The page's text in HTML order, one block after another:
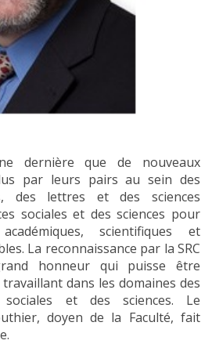
dernière que de nouveaux
par leurs pairs au sein des
des lettres et des sciences
sociales et des sciences pour
scientifiques et
La reconnaissance par la SRC
honneur qui puisse être
dans les domaines des
et des sciences. Le
doyen de la Faculté, fait